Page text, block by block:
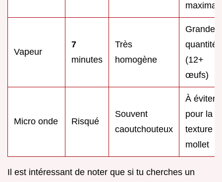
Vapeur
7
minutes
Très
homogène
Grandes
quantités
(12+
œufs)
Micro onde Risqué
Souvent
caoutchouteux
À éviter
pour la
texture
mollet
Il est intéressant de noter que si tu cherches un